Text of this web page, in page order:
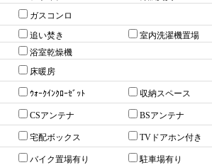
ガスコンロ
追い焚き 室内洗濯機置場
浴室乾燥機
床暖房
ｳｫｰｸｲﾝｸﾛｰｾﾞｯﾄ 収納スペース
CSアンテナ BSアンテナ
宅配ボックス TVドアホン付き
バイク置場有り 駐車場有り